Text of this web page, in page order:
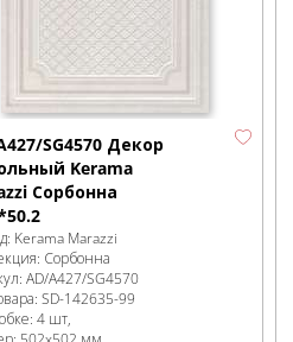
SG4570 Декор
Kerama
Сорбонна
Kerama Marazzi
Сорбонна
AD/A427/SG4570
SD-142635-99
: 4 шт,